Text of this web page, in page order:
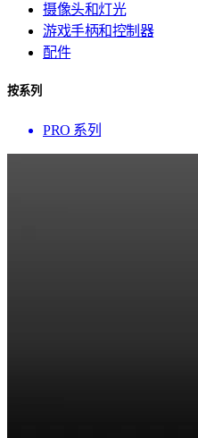
摄像头和灯光
游戏手柄和控制器
配件
按系列
PRO 系列